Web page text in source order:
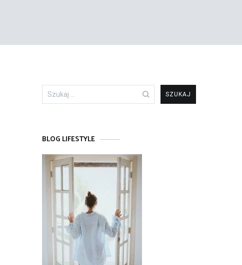
Szukaj:
BLOG LIFESTYLE